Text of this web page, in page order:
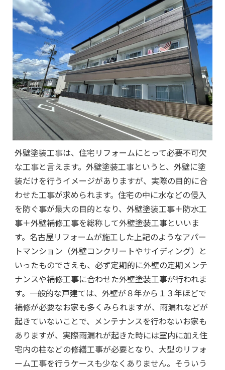
外壁塗装工事は、住宅リフォームにとって必要不可欠
な工事と言えます。外壁塗装工事というと、外壁に塗
装だけを行うイメージがありますが、実際の目的に合
わせた工事が求められます。住宅の中に水などの侵入
を防ぐ事が最大の目的となり、外壁塗装工事＋防水工
事＋外壁補修工事を総称して外壁塗装工事といいま
す。名古屋リフォームが施工した上記のようなアパー
トマンション（外壁コンクリートやサイディング）と
いったものでさえも、必ず定期的に外壁の定期メンテ
ナンスや補修工事に合わせた外壁塗装工事が行われま
す。一般的な戸建ては、外壁が８年から１３年ほどで
補修が必要なお家も多くみられますが、雨漏れなどが
起きていないことで、メンテナンスを行わないお家も
ありますが、実際雨漏れが起きた時には室内に加え住
宅内の柱などの修繕工事が必要となり、大型のリフォ
ーム工事を行うケースも少なくありません。そういう